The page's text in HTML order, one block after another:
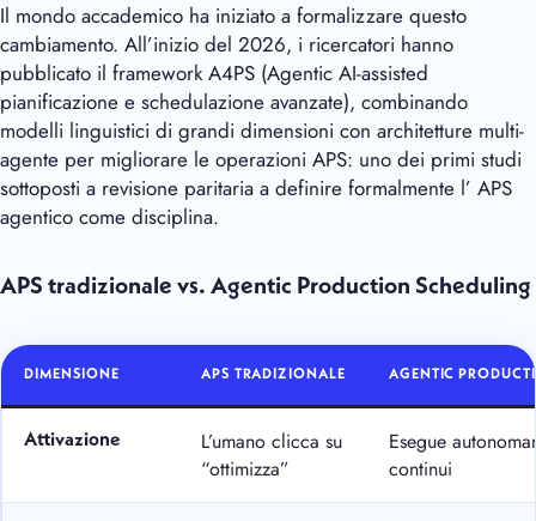
Il mondo accademico ha iniziato a formalizzare questo
cambiamento. All’inizio del 2026, i ricercatori hanno
pubblicato il framework A4PS (Agentic AI-assisted
pianificazione e schedulazione avanzate), combinando
modelli linguistici di grandi dimensioni con architetture multi-
agente per migliorare le operazioni APS: uno dei primi studi
sottoposti a revisione paritaria a definire formalmente l’ APS
agentico come disciplina.
APS tradizionale vs. Agentic Production Scheduling
DIMENSIONE APS TRADIZIONALE AGENTIC
Attivazione
L’umano clicca su
“ottimizza”
Esegue
continui